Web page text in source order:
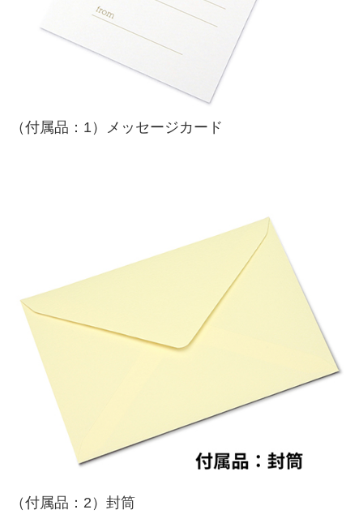
（付属品：1）メッセージカード
（付属品：2）封筒